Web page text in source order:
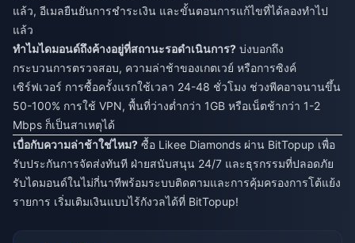
แล้ว, อีเมลยืนยันการชำระเงิน และขั้นตอนการแก้ไขที่ได้ลองทำไป
แล้ว
ทำไมไดมอนด์ถึงค้างอยู่ที่สถานะรอดำเนินการ? บ่งบอกถึง
กระบวนการตรวจสอบ, ความล่าช้าของเกตเวย์ หรือการซิงค์
เซิร์ฟเวอร์ การซื้อครั้งแรกใช้เวลา 24-48 ชั่วโมง ช่วงพีคอาจนานขึ้น
50-100% การใช้ VPN, พื้นที่ว่างต่ำกว่า 1GB หรือเน็ตช้ากว่า 1-2
Mbps ก็เป็นสาเหตุได้
เบื่อกับความล่าช้าใช่ไหม? ซื้อ Likee Diamonds ผ่าน BitTopup เพื่อ
รับประกันการจัดส่งทันที ฝ่ายสนับสนุน 24/7 และธุรกรรมที่ปลอดภัย
รับไดมอนด์ในไม่กี่นาทีพร้อมระบบติดตามและการคุ้มครองการโต้แย้ง
รายการ เริ่มเติมเงินแบบไร้กังวลได้ที่ BitTopup!